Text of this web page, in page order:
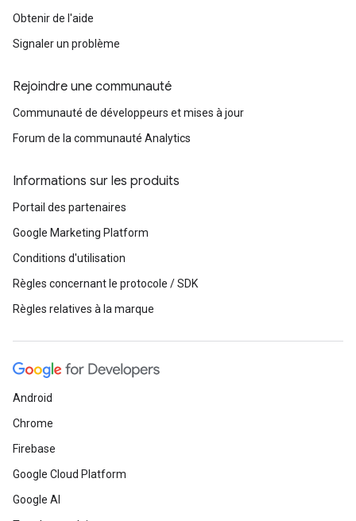
Obtenir de l'aide
Signaler un problème
Rejoindre une communauté
Communauté de développeurs et mises à jour
Forum de la communauté Analytics
Informations sur les produits
Portail des partenaires
Google Marketing Platform
Conditions d'utilisation
Règles concernant le protocole / SDK
Règles relatives à la marque
Android
Chrome
Firebase
Google Cloud Platform
Google AI